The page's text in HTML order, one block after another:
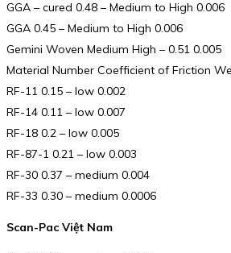
GGA – cured 0.48 – Medium to High 0.006
GGA 0.45 – Medium to High 0.006
Gemini Woven Medium High – 0.51 0.005
Material Number Coefficient of Friction
RF-11 0.15 – low 0.002
RF-14 0.11 – low 0.007
RF-18 0.2 – low 0.005
RF-87-1 0.21 – low 0.003
RF-30 0.37 – medium 0.004
RF-33 0.30 – medium 0.0006
Scan-Pac Việt Nam